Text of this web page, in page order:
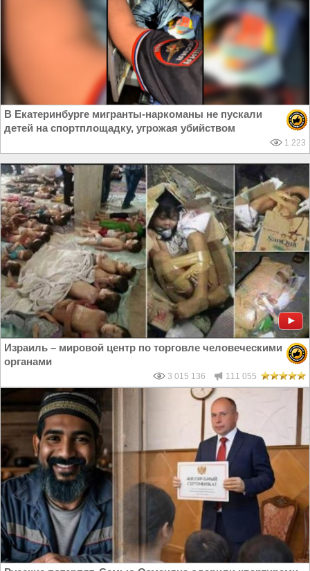
В Екатеринбурге мигранты-наркоманы не пускали
детей на спортплощадку, угрожая убийством
1 223
Израиль – мировой центр по торговле человеческими
органами
3 015 136 111 055